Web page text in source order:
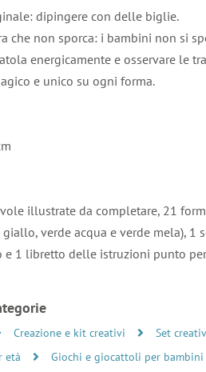
dipingere con delle biglie.
che non sporca: i bambini non si
energicamente e osservare le
e unico su ogni forma.
illustrate da completare, 21
verde acqua e verde mela),
e 1 libretto delle istruzioni punto
Creazione e kit creativi
Set
età
Giochi e giocattoli per bambini